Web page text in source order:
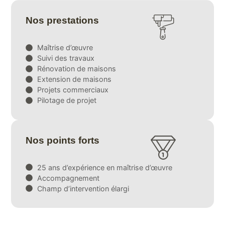
Nos prestations
Maîtrise d’œuvre
Suivi des travaux
Rénovation de maisons
Extension de maisons
Projets commerciaux
Pilotage de projet
Nos points forts
25 ans d’expérience en maîtrise d’œuvre
Accompagnement
Champ d’intervention élargi